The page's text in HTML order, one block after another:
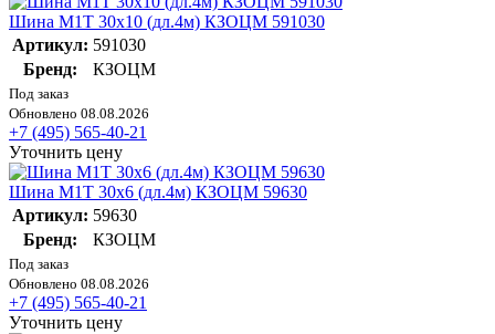
Шина М1Т 30х10 (дл.4м) КЗОЦМ 591030
Артикул: 591030
Бренд:
КЗОЦМ
Под заказ
Обновлено 08.08.2026
+7 (495) 565-40-21
Уточнить цену
Шина М1Т 30х6 (дл.4м) КЗОЦМ 59630
Артикул: 59630
Бренд:
КЗОЦМ
Под заказ
Обновлено 08.08.2026
+7 (495) 565-40-21
Уточнить цену